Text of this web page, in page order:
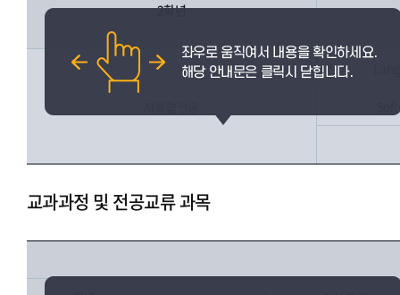
2학년
교과과정 및 전공교류 과목